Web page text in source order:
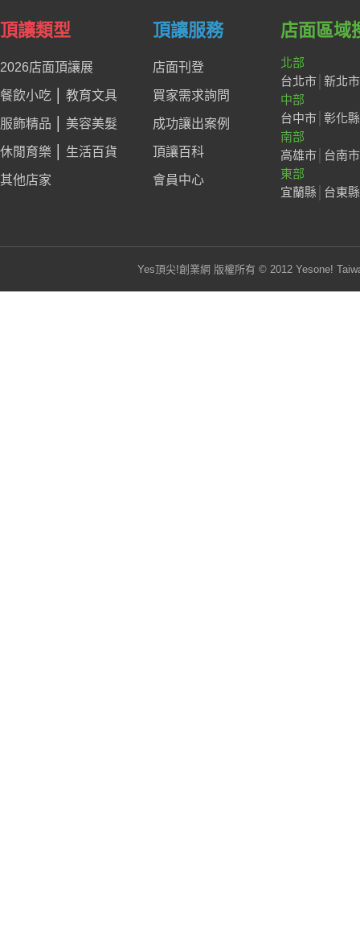
頂讓類型 頂讓服務 店面區域
2026店面頂讓展
餐飲小吃 教育文具
服飾精品 美容美髮
休閒育樂 生活百貨
其他店家
店面刊登
買家需求詢問
成功讓出案例
頂讓百科
會員中心
北部
台北市 新北市
中部
台中市 彰化縣
南部
高雄市 台南市
東部
宜蘭縣
台東縣
Yes頂尖!創業網 版權所有 © 2012 Yesone!